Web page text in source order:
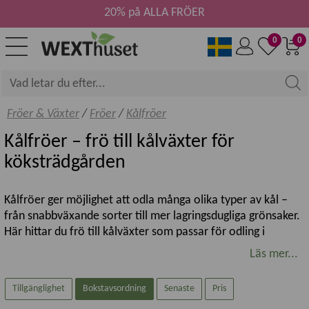
0
0
20% på ALLA FRÖER
Fröer & Växter/ Fröer/ Kålfröer
Kålfröer – frö till kålväxter för
köksträdgården
Kålfröer ger möjlighet att odla många olika typer av kål –
från snabbväxande sorter till mer lagringsdugliga grönsaker.
Här hittar du frö till kålväxter som passar för odling i
pallkrage, friland och köksträdgård, oavsett om du är
Olika typer av kålväxter
Läs mer...
Tillgänglighet Bokstavsordning Senaste Pris